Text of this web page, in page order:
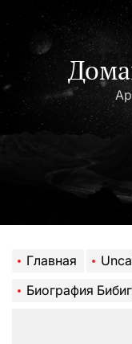
содержимому
Главная
Биография Бибигуль Тулегенова — талантливой